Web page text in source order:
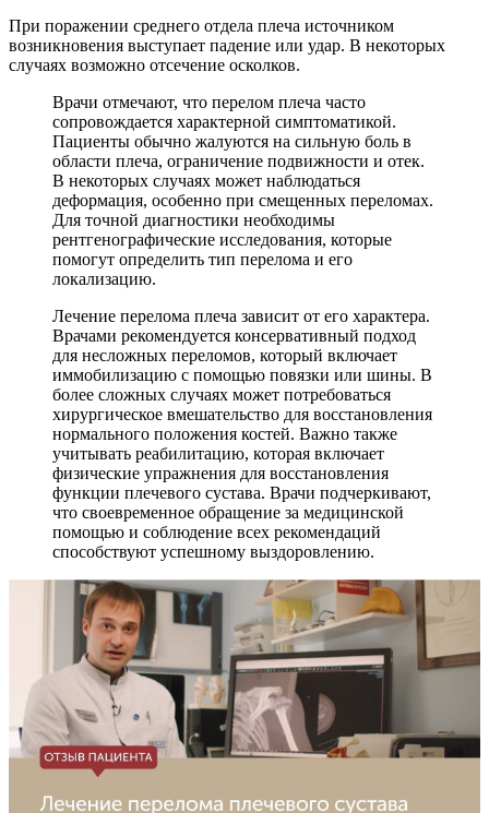
При поражении среднего отдела плеча источником
возникновения выступает падение или удар. В некоторых
случаях возможно отсечение осколков.
Врачи отмечают, что перелом плеча часто
сопровождается характерной симптоматикой.
Пациенты обычно жалуются на сильную боль в
области плеча, ограничение подвижности и отек.
В некоторых случаях может наблюдаться
деформация, особенно при смещенных переломах.
Для точной диагностики необходимы
рентгенографические исследования, которые
помогут определить тип перелома и его
локализацию.
Лечение перелома плеча зависит от его характера.
Врачами рекомендуется консервативный подход
для несложных переломов, который включает
иммобилизацию с помощью повязки или шины. В
более сложных случаях может потребоваться
хирургическое вмешательство для восстановления
нормального положения костей. Важно также
учитывать реабилитацию, которая включает
физические упражнения для восстановления
функции плечевого сустава. Врачи подчеркивают,
что своевременное обращение за медицинской
помощью и соблюдение всех рекомендаций
способствуют успешному выздоровлению.